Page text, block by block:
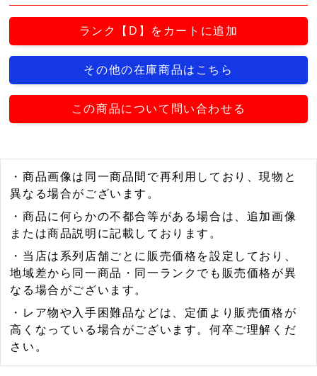
ランク【D】をカートに追加
その他の在庫商品はこちら
この商品について問い合わせる
・商品画像は同一商品間で再利用しており、現物と
異なる場合がございます。
・商品に何らかの不都合等がある場合は、追加画像
または商品説明に記載しております。
・当店は系列店舗ごとに販売価格を設定しており、
地域差から同一商品・同一ランクでも販売価格が異
なる場合がございます。
・レア物や入手困難品などは、定価より販売価格が
高くなっている場合がございます。何卒ご理解くだ
さい。